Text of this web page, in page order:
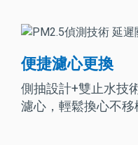
便捷濾心更換
側抽設計+雙止水技
濾心，輕鬆換心不移